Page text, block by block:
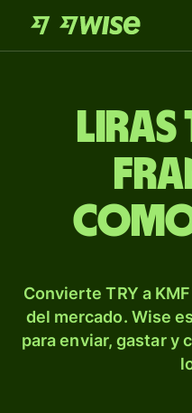
Convierte TRY a
del mercado. Wise
para enviar, gastar y